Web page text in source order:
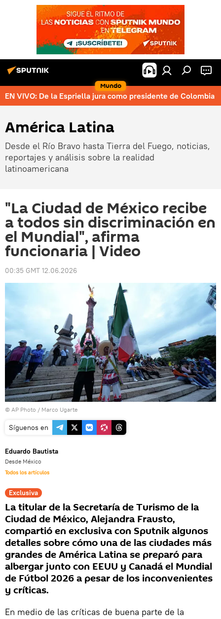
Mundo
EN VIVO: De la Espriella jura como presidente de Colombia
América Latina
Desde el Río Bravo hasta Tierra del Fuego, noticias,
reportajes y análisis sobre la realidad
latinoamericana
"La Ciudad de México recibe
a todos sin discriminación en
el Mundial", afirma
funcionaria | Video
00:35 GMT 12.06.2026
© AP Photo / Marco Ugarte
Síguenos en
Eduardo Bautista
Desde México
Todos los artículos
Exclusiva
La titular de la Secretaría de Turismo de la
Ciudad de México, Alejandra Frausto,
compartió en exclusiva con Sputnik algunos
detalles sobre cómo una de las ciudades más
grandes de América Latina se preparó para
albergar junto con EEUU y Canadá el Mundial
de Fútbol 2026 a pesar de los inconvenientes
y críticas.
En medio de las críticas de buena parte de la